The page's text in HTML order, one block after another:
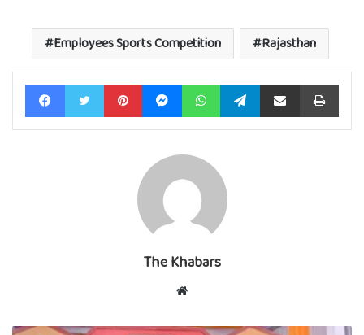
Employees Sports Competition Rajasthan
FacebookTwitter PinterestMessengerWhatsAppTelegramShare via Email Print
The Khabars
Website